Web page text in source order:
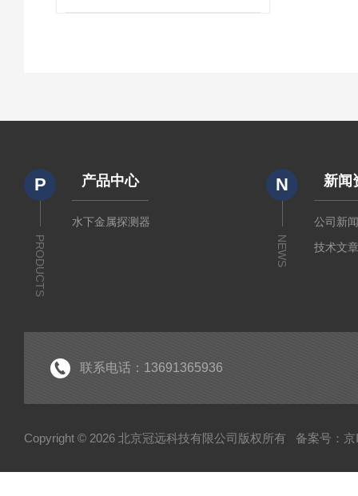
P
PRODUCTS
产品中心
水下金属探测器
N
NEWS
新闻
公司新
技术文
联系电话：13691365936
Copyright © 2026 北京冠远科技有限公司版权所有 备案号：